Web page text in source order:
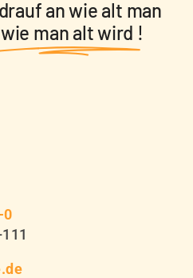
an wie alt man
wie man alt wird !
0